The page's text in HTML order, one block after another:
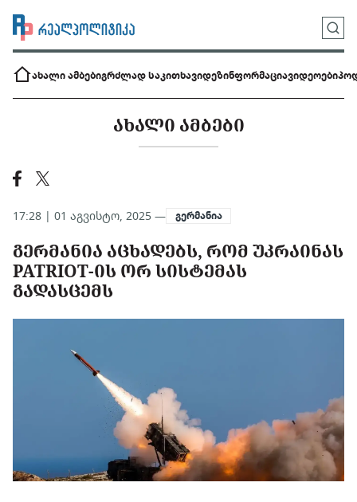
ახალი ამბებიგრძლად საკითხავიდეზინფორმაციავიდეოები
ᲐᲮᲐᲚᲘ ᲐᲛᲑᲔᲑᲘ
17:28 | 01 აგვისტო, 2025 — გერმანია
ᲒᲔᲠᲛᲐᲜᲘᲐ ᲐᲪᲮᲐᲓᲔᲑᲡ, ᲠᲝᲛ ᲣᲙᲠᲐᲘᲜᲐᲡ
PATRIOT-ᲘᲡ ᲝᲠ ᲡᲘᲡᲢᲔᲛᲐᲡ
ᲒᲐᲓᲐᲡᲪᲔᲛᲡ